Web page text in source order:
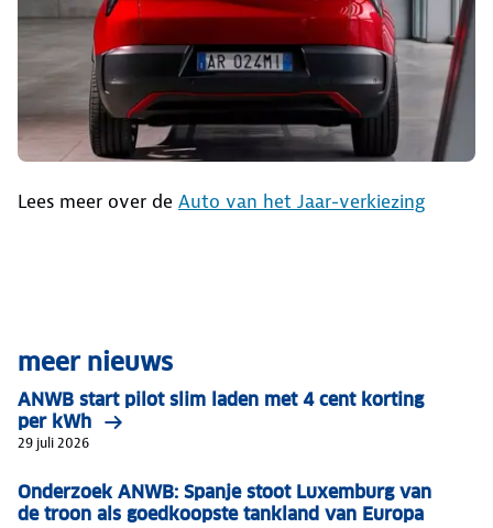
Lees meer over de Auto van het Jaar-verkiezing
meer nieuws
ANWB start pilot slim laden met 4 cent korting
per kWh
29 juli 2026
Onderzoek ANWB: Spanje stoot Luxemburg van
de troon als goedkoopste tankland van Europa